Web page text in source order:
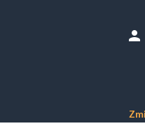
person